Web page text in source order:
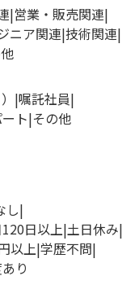
営業・販売関連
ニア関連 技術関連
嘱託社員
ト その他
し
日以上 土日休み
以上 学歴不問
り